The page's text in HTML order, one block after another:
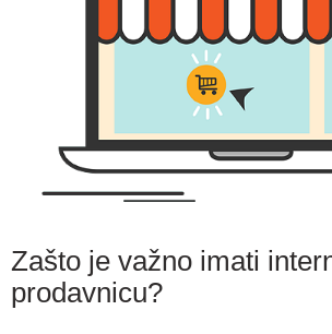
Zašto je važno imati
prodavnicu?